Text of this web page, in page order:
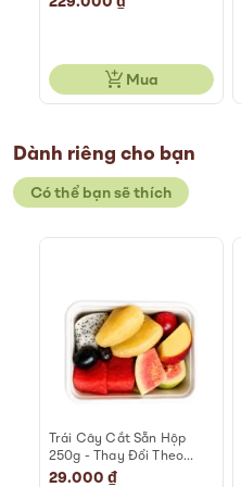
Mua
Dành riêng cho bạn
Có thể bạn sẽ thích
Trái Cây Cắt Sẵn Hộp
250g - Thay Đổi Theo
Ngày
29.000 ₫